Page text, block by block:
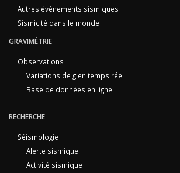
Autres événements sismiques
Sismicité dans le monde
GRAVIMÉTRIE
Observations
Variations de g en temps réel
Base de données en ligne
RECHERCHE
Séismologie
Alerte sismique
Activité sismique